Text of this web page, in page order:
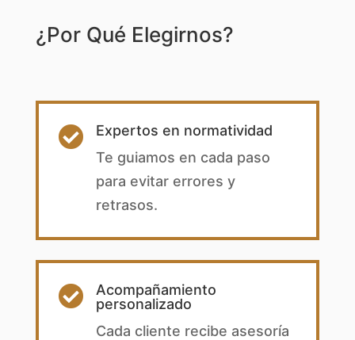
¿Por Qué Elegirnos?

Expertos en normatividad
Te guiamos en cada paso
para evitar errores y
retrasos.

Acompañamiento
personalizado
Cada cliente recibe asesoría